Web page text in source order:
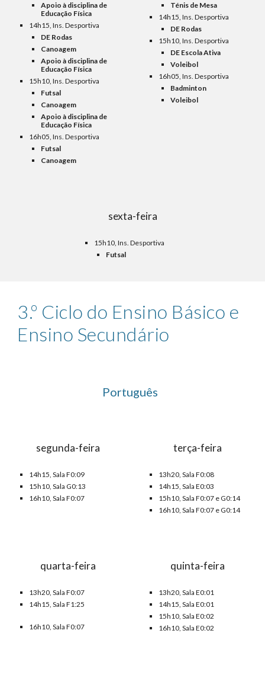
Apoio à disciplina de
Educação Física
14h15, Ins. Desportiva
DE Rodas
Canoagem
Apoio à disciplina de
Educação Física
15h10, Ins. Desportiva
Futsal
Canoagem
Apoio à disciplina de
Educação Física
16h05, Ins. Desportiva
Futsal
Canoagem
Ténis de Mesa
14h15, Ins. Desportiva
DE Rodas
15h10, Ins. Desportiva
DE Escola Ativa
Voleibol
16h05, Ins. Desportiva
Badminton
Voleibol
sexta-feira
15h10, Ins. Desportiva
Futsal
3.º Ciclo do Ensino Básico e
Ensino Secundário
Português
segunda-feira
14h15, SalaF0:09
15h10, Sala G0:13
16h10, Sala F0:07
terça-feira
13h20, SalaF0:08
14h15, Sala E0:03
15h10, Sala F0:07 e G0:14
16h10, Sala F0:07 e G0:14
quarta-feira
13h20, SalaF0:07
14h15, SalaF1:25
16h10, Sala F0:07
quinta-feira
13h20, Sala E0:01
14h15, SalaE0:01
15h10, SalaE0:02
16h10, SalaE0:02